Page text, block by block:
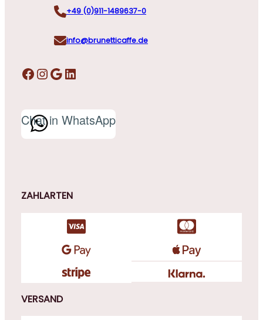
+49 (0)911-1489637-0
info@brunetticaffe.de
Facebook InstagramGoogle LinkedIn
Chat in WhatsApp
ZAHLARTEN
VERSAND